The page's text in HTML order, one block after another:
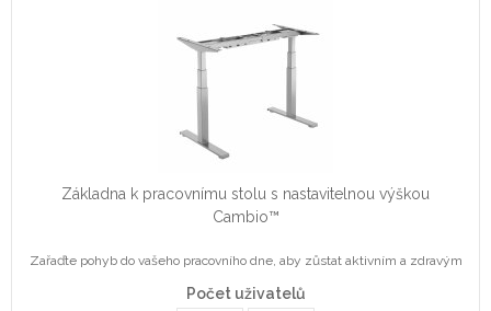
Základna k pracovnímu stolu s nastavitelnou výškou
Cambio™
Zařaďte pohyb do vašeho pracovního dne, aby zůstat aktivním a zdravým
Počet uživatelů